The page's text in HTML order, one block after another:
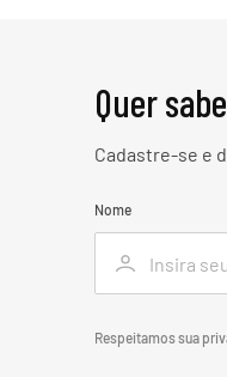
Quer
Cadastre-se e
Nome
Respeitamos sua